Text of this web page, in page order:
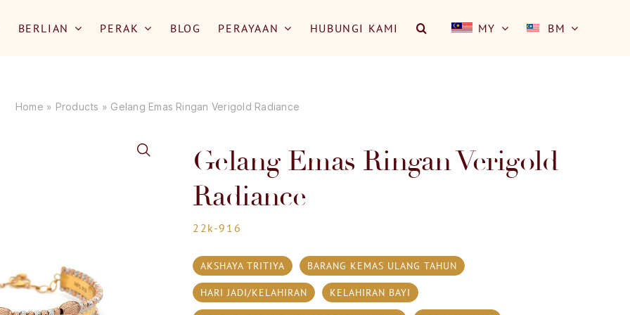
BERLIAN PERAK BLOG PERAYAAN HUBUNGI KAMI MY BM
Home » Products » Gelang Emas Ringan Verigold Radiance
Gelang Emas Ringan Verigold
Radiance
22k-916
AKSHAYA TRITIYA BARANG KEMAS ULANG TAHUN
HARI JADI/KELAHIRAN KELAHIRAN BAYI